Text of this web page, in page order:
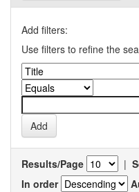
Add filters:
Use filters to refine the
Results/Page |
In order